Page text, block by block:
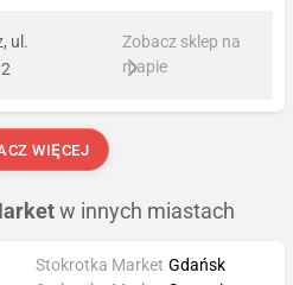
ul.
Zobacz sklep na
mapie
WIĘCEJ
w innych miastach
Stokrotka Market Gdańsk